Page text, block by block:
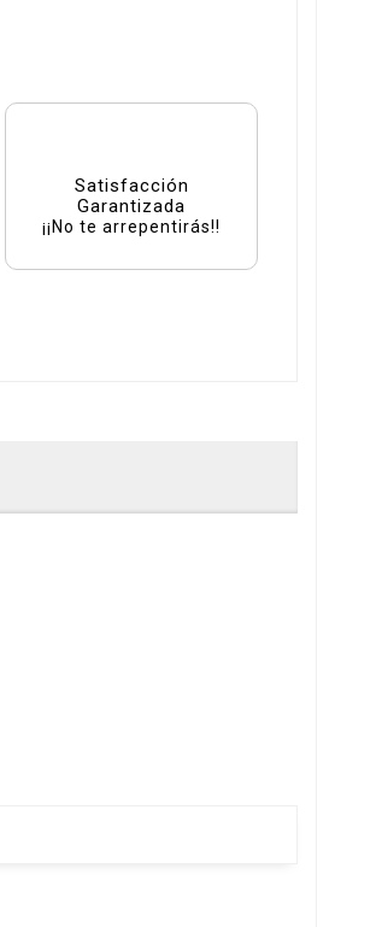
Satisfacción
Garantizada
¡¡No te arrepentirás!!